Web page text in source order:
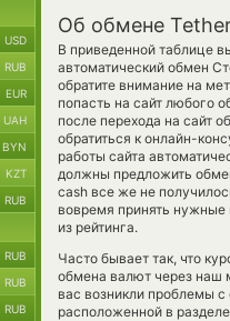
Об обмене Tether
В приведенной таблице
автоматический обмен
обратите внимание на
попасть на сайт любого
после перехода на сайт
обратиться к онлайн-
работы сайта
должны предложить
cash все же не
вовремя принять
из рейтинга.
Часто бывает так, что
обмена валют через наш
вас возникли проблемы
расположенной в разделе
USD
RUB
EUR
UAH
BYN
KZT
RUB
RUB
RUB
RUB